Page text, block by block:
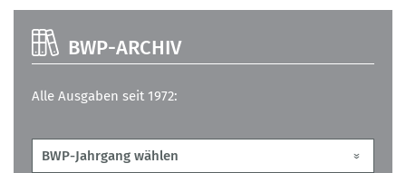
BWP-ARCHIV
Alle Ausgaben seit 1972: